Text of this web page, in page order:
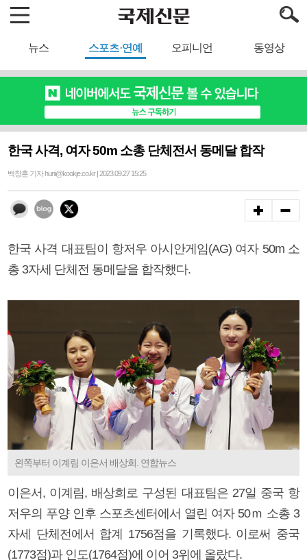
뉴스 스포츠·연예 오피니언 동영상
한국 사격, 여자 50m 소총 단체전서 동메달 합작
백창훈 기자 huni@kookje.co.kr | 2023.09.27 15:25
한국 사격 대표팀이 항저우 아시안게임(AG) 여자 50m 소
총 3자세 단체전 동메달을 합작했다.
왼쪽부터 이계림 이은서 배상희. 연합뉴스
이은서, 이계림, 배상희로 구성된 대표팀은 27일 중국 항
저우의 푸양 인후 스포츠센터에서 열린 여자 50ｍ 소총 3
자세 단체전에서 합계 1756점을 기록했다. 이로써 중국
(1773점)과 인도(1764점)에 이어 3위에 올랐다.